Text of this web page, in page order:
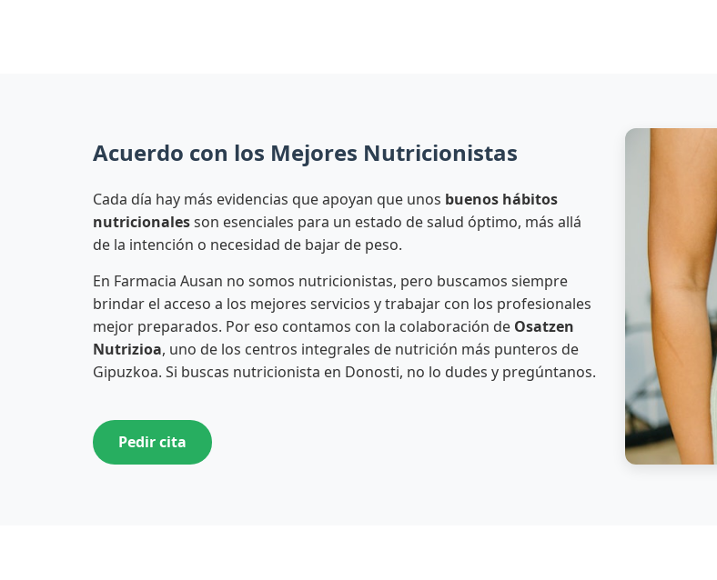
Acuerdo con los Mejores Nutricionistas
Cada día hay más evidencias que apoyan que unos buenos hábitos
nutricionalesson esenciales para un estado de salud óptimo, más allá
de la intención o necesidad de bajar de peso.
En Farmacia Ausan no somos nutricionistas, pero buscamos siempre
brindar el acceso a los mejores servicios y trabajar con los profesionales
mejor preparados. Por eso contamos con la colaboración de Osatzen
Nutrizioa, uno de los centros integrales de nutrición más punteros de
Gipuzkoa. Si buscas nutricionista en Donosti, no lo dudes y pregúntanos.
Pedir cita